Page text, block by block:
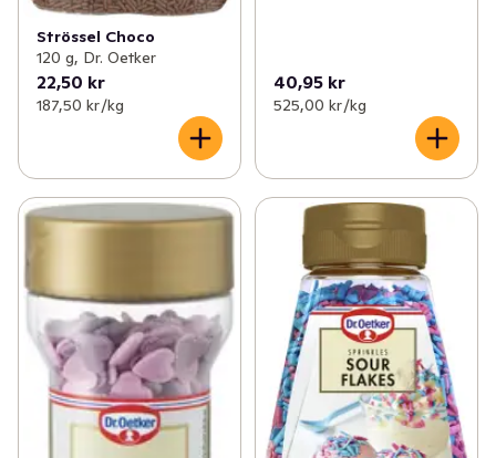
Strössel Choco
120 g, Dr. Oetker
22,50 kr
187,50 kr /kg
40,95 kr
525,00 kr /kg